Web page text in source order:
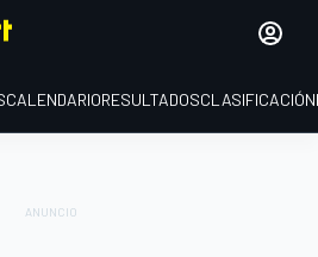
CALENDARIORESULTADOSCLASIFICACIÓN